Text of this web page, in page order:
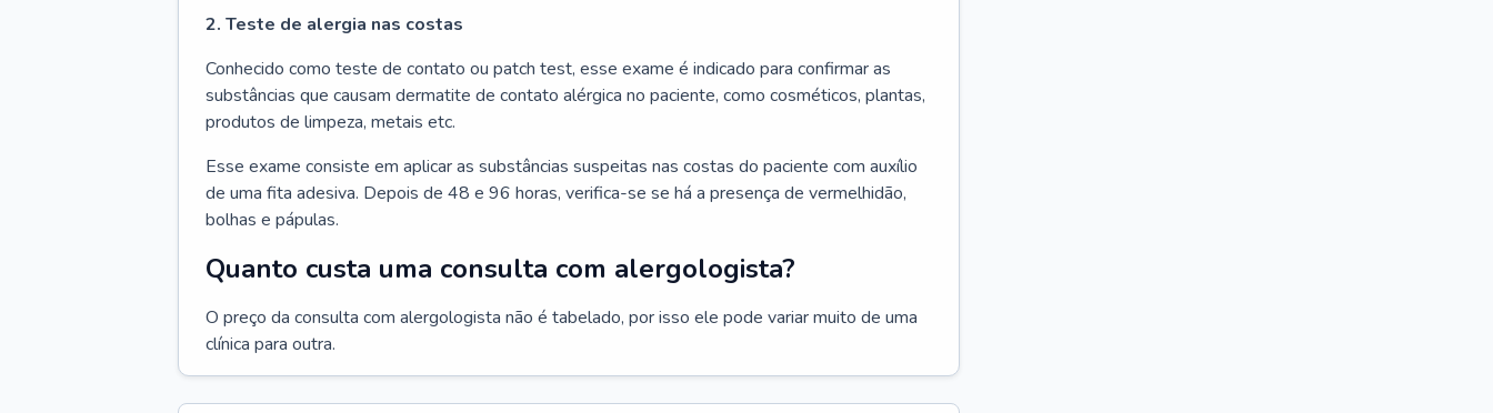
2. Teste de alergia nas costas
Conhecido como teste de contato ou patch test, esse exame é indicado para confirmar as
substâncias que causam dermatite de contato alérgica no paciente, como cosméticos, plantas,
produtos de limpeza, metais etc.
Esse exame consiste em aplicar as substâncias suspeitas nas costas do paciente com auxílio
de uma fita adesiva. Depois de 48 e 96 horas, verifica-se se há a presença de vermelhidão,
bolhas e pápulas.
Quanto custa uma consulta com alergologista?
O preço da consulta com alergologista não é tabelado, por isso ele pode variar muito de uma
clínica para outra.